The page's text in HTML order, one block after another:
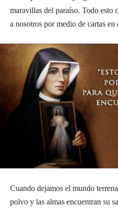
maravillas del paraíso. Todo esto
a nosotros por medio de cartas
Cuando dejamos el mundo
polvo y las almas encuentran su